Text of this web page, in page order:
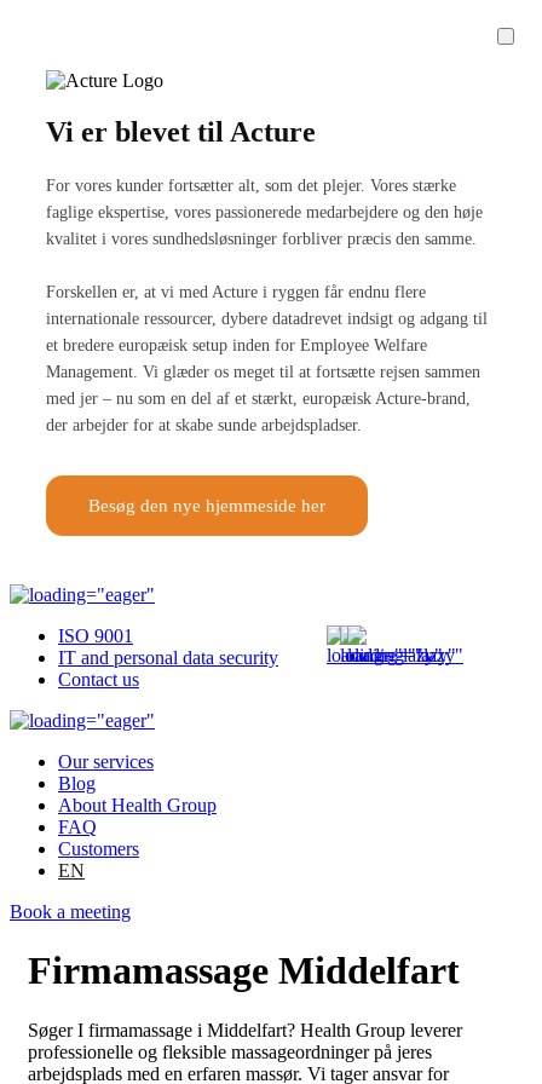
Vi er blevet til Acture
For vores kunder fortsætter alt, som det plejer. Vores stærke
faglige ekspertise, vores passionerede medarbejdere og den høje
kvalitet i vores sundhedsløsninger forbliver præcis den samme.
Forskellen er, at vi med Acture i ryggen får endnu flere
internationale ressourcer, dybere datadrevet indsigt og adgang til
et bredere europæisk setup inden for Employee Welfare
Management. Vi glæder os meget til at fortsætte rejsen sammen
med jer – nu som en del af et stærkt, europæisk Acture-brand,
der arbejder for at skabe sunde arbejdspladser.
Besøg den nye hjemmeside her
ISO 9001
IT and personal data security
Contact us
Our services
Blog
About Health Group
FAQ
Customers
EN
Book a meeting
Firmamassage Middelfart
Søger I firmamassage i Middelfart? Health Group leverer
professionelle og fleksible massageordninger på jeres
arbejdsplads med en erfaren massør. Vi tager ansvar for